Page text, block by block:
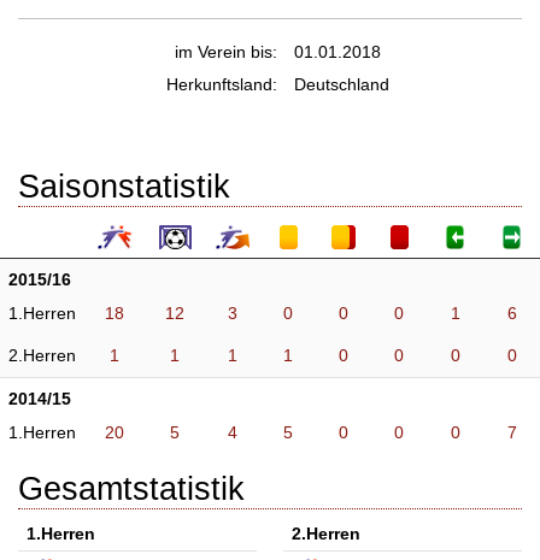
im Verein bis:
01.01.2018
Herkunftsland:
Deutschland
Saisonstatistik
2015/16
1.Herren
18 12 3 0 0 0 1 6
2.Herren 1 1 1 1 0 0 0 0
2014/15
1.Herren
20 5 4 5 0 0 0 7
Gesamtstatistik
1.Herren
2.Herren